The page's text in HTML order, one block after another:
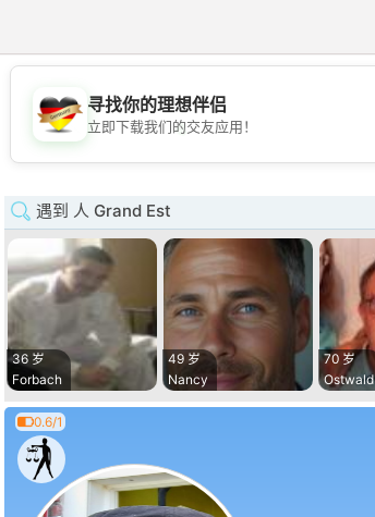
💖
寻找你的理想伴侣
立即下载我们的交友应用！
遇到 人 Grand Est
36 岁
Forbach
49 岁
Nancy
70 岁
Ostwald
0.6/1